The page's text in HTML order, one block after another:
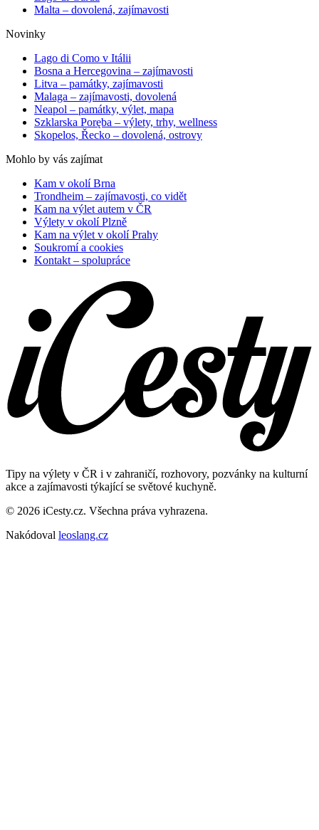
Malta – dovolená, zajímavosti
Novinky
Lago di Como v Itálii
Bosna a Hercegovina – zajímavosti
Litva – památky, zajímavosti
Malaga – zajímavosti, dovolená
Neapol – památky, výlet, mapa
Szklarska Poręba – výlety, trhy, wellness
Skopelos, Řecko – dovolená, ostrovy
Mohlo by vás zajímat
Kam v okolí Brna
Trondheim – zajímavosti, co vidět
Kam na výlet autem v ČR
Výlety v okolí Plzně
Kam na výlet v okolí Prahy
Soukromí a cookies
Kontakt – spolupráce
Tipy na výlety v ČR i v zahraničí, rozhovory, pozvánky na kulturní
akce a zajímavosti týkající se světové kuchyně.
© 2026 iCesty.cz. Všechna práva vyhrazena.
Nakódoval leoslang.cz